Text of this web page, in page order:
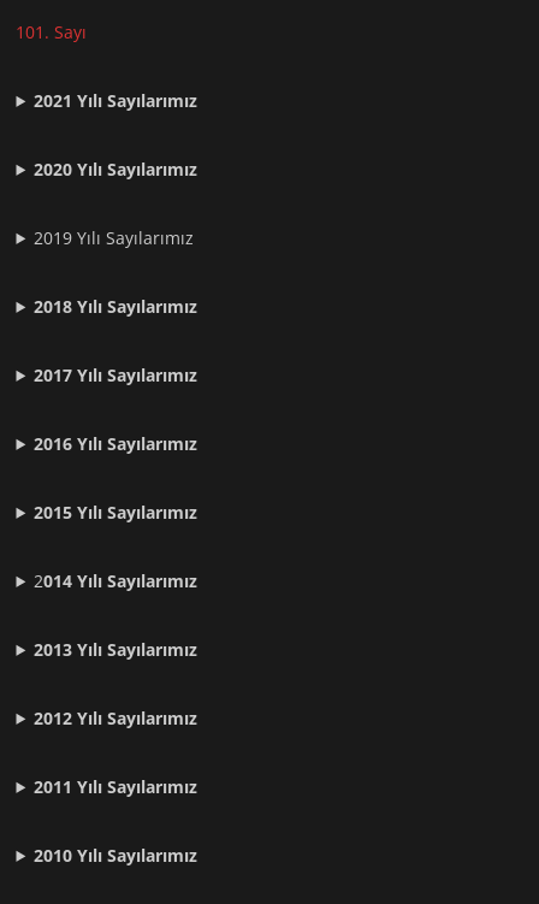
101. Sayı
2021 Yılı Sayılarımız
2020 Yılı Sayılarımız
2019 Yılı Sayılarımız
2018 Yılı Sayılarımız
2017 Yılı Sayılarımız
2016 Yılı Sayılarımız
2015 Yılı Sayılarımız
2014 Yılı Sayılarımız
2013 Yılı Sayılarımız
2012 YılıSayılarımız
2011 YılıSayılarımız
2010 YılıSayılarımız